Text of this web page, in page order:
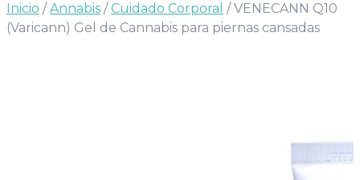
Inicio /Annabis /Cuidado Corporal / VENECANN Q10
(Varicann) Gel de Cannabis para piernas cansadas